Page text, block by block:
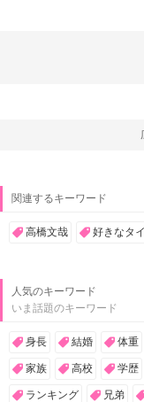
関連するキーワード
高橋文哉 好きなタ
人気のキーワード
いま話題のキーワード
身長 結婚 体重
家族 高校 学歴
ランキング 兄弟